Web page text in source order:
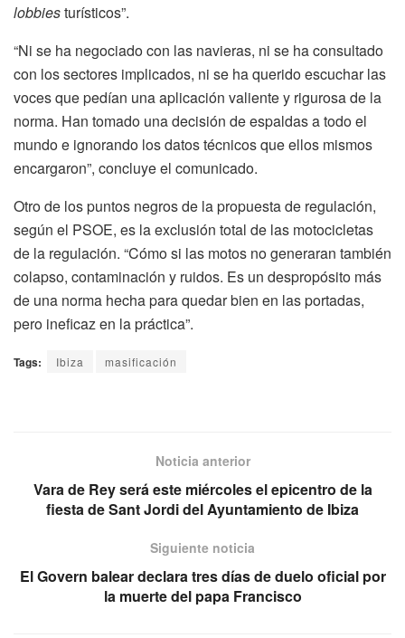
lobbiesturísticos”.
“Ni se ha negociado con las navieras, ni se ha consultado
con los sectores implicados, ni se ha querido escuchar las
voces que pedían una aplicación valiente y rigurosa de la
norma. Han tomado una decisión de espaldas a todo el
mundo e ignorando los datos técnicos que ellos mismos
encargaron”, concluye el comunicado.
Otro de los puntos negros de la propuesta de regulación,
según el PSOE, es la exclusión total de las motocicletas
de la regulación. “Cómo si las motos no generaran también
colapso, contaminación y ruidos. Es un despropósito más
de una norma hecha para quedar bien en las portadas,
pero ineficaz en la práctica”.
Tags: Ibiza masificación
Noticia anterior
Vara de Rey será este miércoles el epicentro de la
fiesta de Sant Jordi del Ayuntamiento de Ibiza
Siguiente noticia
El Govern balear declara tres días de duelo oficial por
la muerte del papa Francisco